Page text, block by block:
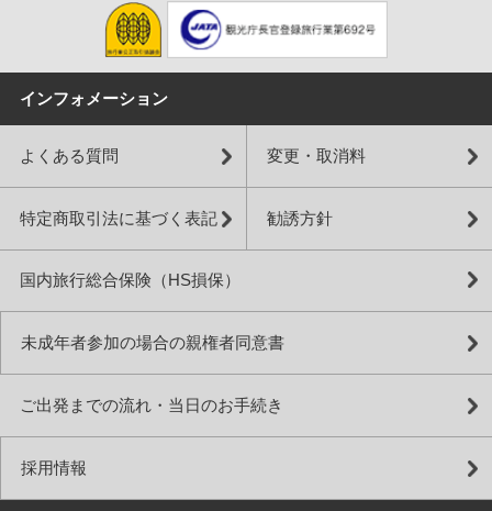
インフォメーション
よくある質問 変更・取消料
特定商取引法に基づく表記 勧誘方針
国内旅行総合保険（HS損保）
未成年者参加の場合の親権者同意書
ご出発までの流れ・当日のお手続き
採用情報